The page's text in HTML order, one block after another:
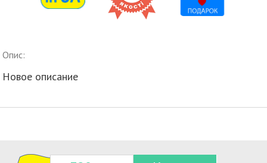
Опис:
Новое описание